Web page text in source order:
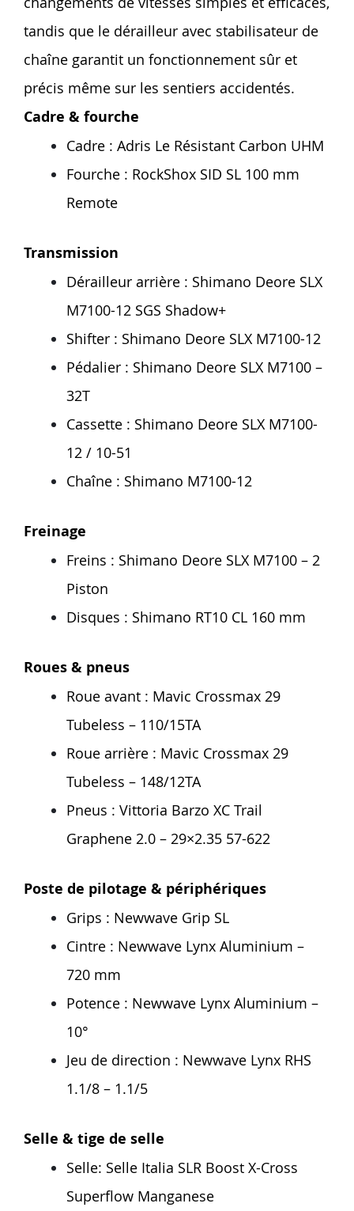
tandis que le dérailleur avec stabilisateur de
chaîne garantit un fonctionnement sûr et
précis même sur les sentiers accidentés.
Cadre & fourche
Cadre : Adris Le Résistant Carbon UHM
Fourche : RockShox SID SL 100 mm
Remote
Transmission
Dérailleur arrière : Shimano Deore SLX
M7100-12 SGS Shadow+
Shifter : Shimano Deore SLX M7100-12
Pédalier : Shimano Deore SLX M7100 –
32T
Cassette : Shimano Deore SLX M7100-
12 / 10-51
Chaîne : Shimano M7100-12
Freinage
Freins : Shimano Deore SLX M7100 – 2
Piston
Disques : Shimano RT10 CL 160 mm
Roues & pneus
Roue avant : Mavic Crossmax 29
Tubeless – 110/15TA
Roue arrière : Mavic Crossmax 29
Tubeless – 148/12TA
Pneus : Vittoria Barzo XC Trail
Graphene 2.0 – 29×2.35 57-622
Poste de pilotage & périphériques
Grips : Newwave Grip SL
Cintre : Newwave Lynx Aluminium –
720 mm
Potence : Newwave Lynx Aluminium –
10°
Jeu de direction : Newwave Lynx RHS
1.1/8 – 1.1/5
Selle & tige de selle
Selle: Selle Italia SLR Boost X-Cross
Superflow Manganese